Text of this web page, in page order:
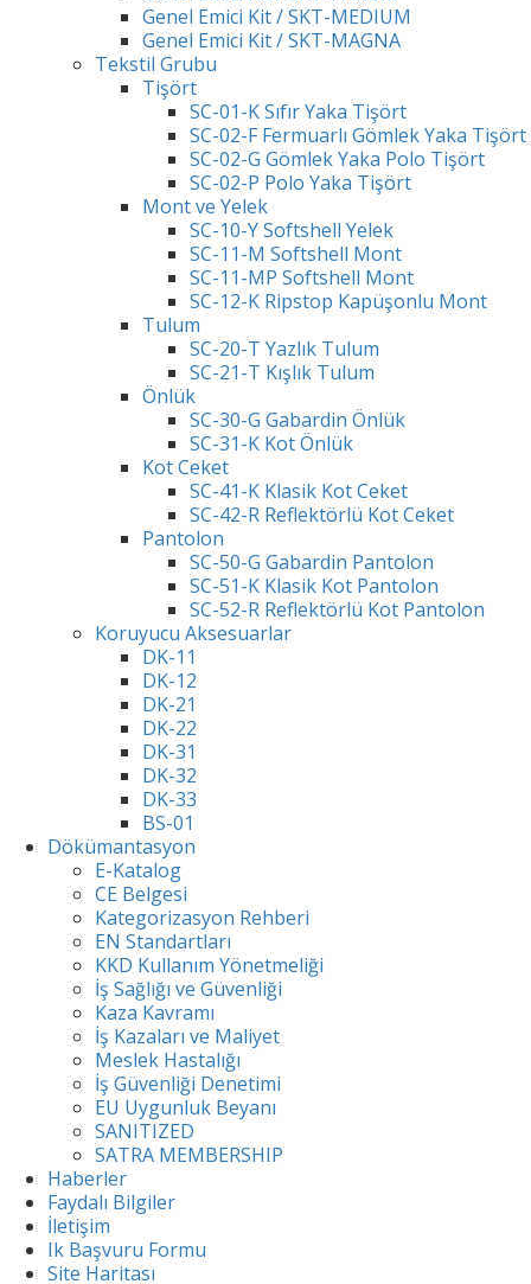
Genel Emici Kit / SKT-MEDIUM
Genel Emici Kit / SKT-MAGNA
Tekstil Grubu
Tişört
SC-01-K Sıfır Yaka Tişört
SC-02-F Fermuarlı Gömlek Yaka Tişört
SC-02-G Gömlek Yaka Polo Tişört
SC-02-P Polo Yaka Tişört
Mont ve Yelek
SC-10-Y Softshell Yelek
SC-11-M Softshell Mont
SC-11-MP Softshell Mont
SC-12-K Ripstop Kapüşonlu Mont
Tulum
SC-20-T Yazlık Tulum
SC-21-T Kışlık Tulum
Önlük
SC-30-G Gabardin Önlük
SC-31-K Kot Önlük
Kot Ceket
SC-41-K Klasik Kot Ceket
SC-42-R Reflektörlü Kot Ceket
Pantolon
SC-50-G Gabardin Pantolon
SC-51-K Klasik Kot Pantolon
SC-52-R Reflektörlü Kot Pantolon
Koruyucu Aksesuarlar
DK-11
DK-12
DK-21
DK-22
DK-31
DK-32
DK-33
BS-01
Dökümantasyon
E-Katalog
CE Belgesi
Kategorizasyon Rehberi
EN Standartları
KKD Kullanım Yönetmeliği
İş Sağlığı ve Güvenliği
Kaza Kavramı
İş Kazaları ve Maliyet
Meslek Hastalığı
İş Güvenliği Denetimi
EU Uygunluk Beyanı
SANITIZED
SATRA MEMBERSHIP
Haberler
Faydalı Bilgiler
İletişim
Ik Başvuru Formu
Site Haritası